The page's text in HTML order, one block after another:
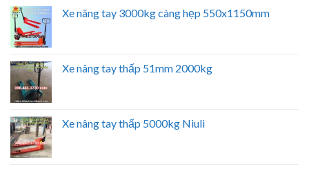
Xe nâng tay 3000kg càng hẹp 550x1150mm
Xe nâng tay thấp 51mm 2000kg
Xe nâng tay thấp 5000kg Niuli